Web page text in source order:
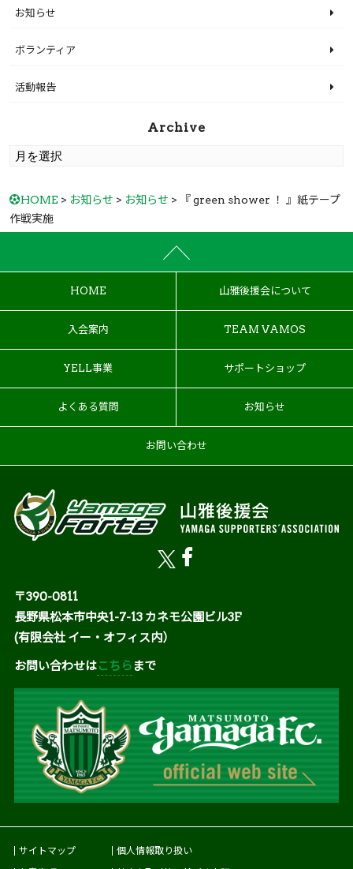
お知らせ
ボランティア
活動報告
Archive
HOME > お知らせ > お知らせ > 『 green shower ！ 』紙テープ
作戦実施
HOME 山雅後援会について
入会案内 TEAM VAMOS
YELL事業 サポートショップ
よくある質問 お知らせ
お問い合わせ
〒390-0811
長野県松本市中央1-7-13 カネモ公園ビル3F
(有限会社 イー・オフィス内）
お問い合わせはこちら まで
サイトマップ
個人情報取り扱い